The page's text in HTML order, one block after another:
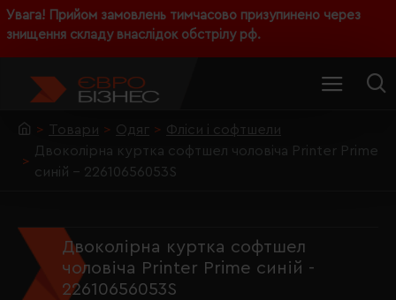
Увага! Прийом замовлень тимчасово призупинено через
знищення складу внаслідок обстрілу рф.
Товари Одяг
Фліси і софтшели
Двоколірна куртка софтшел чоловіча Printer Prime
синій - 22610656053S
Двоколірна куртка софтшел
чоловіча Printer Prime синій -
22610656053S